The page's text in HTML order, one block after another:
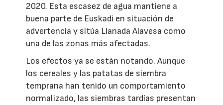
2020. Esta escasez de agua mantiene a
buena parte de Euskadi en situación de
advertencia y sitúa Llanada Alavesa como
una de las zonas más afectadas.
Los efectos ya se están notando. Aunque
los cereales y las patatas de siembra
temprana han tenido un comportamiento
normalizado, las siembras tardías presentan